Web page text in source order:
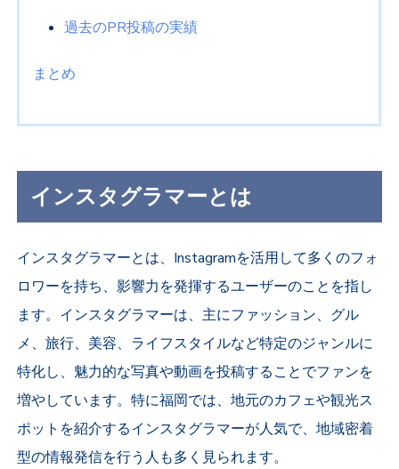
過去のPR投稿の実績
まとめ
インスタグラマーとは
インスタグラマーとは、Instagramを活用して多くのフォ
ロワーを持ち、影響力を発揮するユーザーのことを指し
ます。インスタグラマーは、主にファッション、グル
メ、旅行、美容、ライフスタイルなど特定のジャンルに
特化し、魅力的な写真や動画を投稿することでファンを
増やしています。特に福岡では、地元のカフェや観光ス
ポットを紹介するインスタグラマーが人気で、地域密着
型の情報発信を行う人も多く見られます。